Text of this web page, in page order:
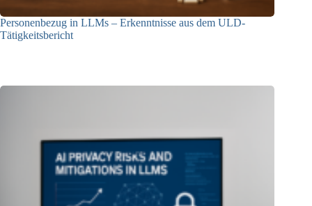
Personenbezug in LLMs – Erkenntnisse aus dem ULD-
Tätigkeitsbericht